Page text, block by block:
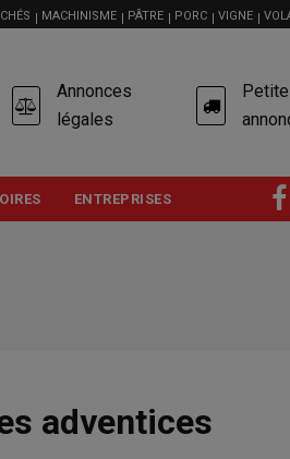
MACHINISME PÂTRE PORC VIGNE
Annonces
légales
ENTREPRISES
adventices